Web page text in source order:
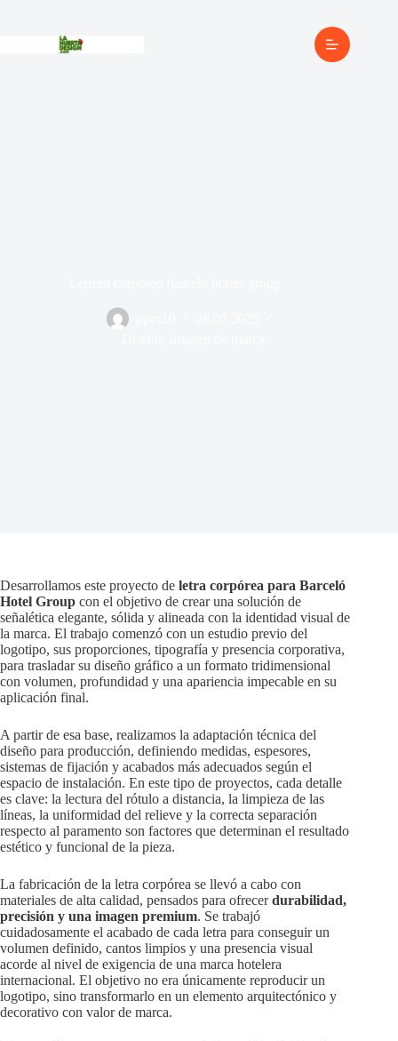
Desarrollamos este proyecto de letra corpórea para Barceló
Hotel Group con el objetivo de crear una solución de
señalética elegante, sólida y alineada con la identidad visual de
la marca. El trabajo comenzó con un estudio previo del
logotipo, sus proporciones, tipografía y presencia corporativa,
para trasladar su diseño gráfico a un formato tridimensional
con volumen, profundidad y una apariencia impecable en su
aplicación final.
A partir de esa base, realizamos la adaptación técnica del
diseño para producción, definiendo medidas, espesores,
sistemas de fijación y acabados más adecuados según el
espacio de instalación. En este tipo de proyectos, cada detalle
es clave: la lectura del rótulo a distancia, la limpieza de las
líneas, la uniformidad del relieve y la correcta separación
respecto al paramento son factores que determinan el resultado
estético y funcional de la pieza.
La fabricación de la letra corpórea se llevó a cabo con
materiales de alta calidad, pensados para ofrecerdurabilidad,
precisión y una imagen premium. Se trabajó
cuidadosamente el acabado de cada letra para conseguir un
volumen definido, cantos limpios y una presencia visual
acorde al nivel de exigencia de una marca hotelera
internacional. El objetivo no era únicamente reproducir un
logotipo, sino transformarlo en un elemento arquitectónico y
decorativo con valor de marca.